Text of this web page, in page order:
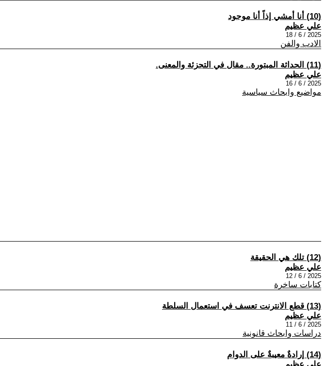
(10) أنا أمشي إذاً أنا موجود
علي عظيم
2025 / 6 / 18
الادب والفن
(11) الحداثة المبتورة.. مقال في التجزئة والمعنى.
علي عظيم
2025 / 6 / 16
مواضيع وابحاث سياسية
(12) تلك هي الحقيقة
علي عظيم
2025 / 6 / 12
كتابات ساخرة
(13) قطع الانترنت تعسف في استعمال السلطة
علي عظيم
2025 / 6 / 11
دراسات وابحاث قانونية
(14) إرادةٌ معيبةٌ على الدوام